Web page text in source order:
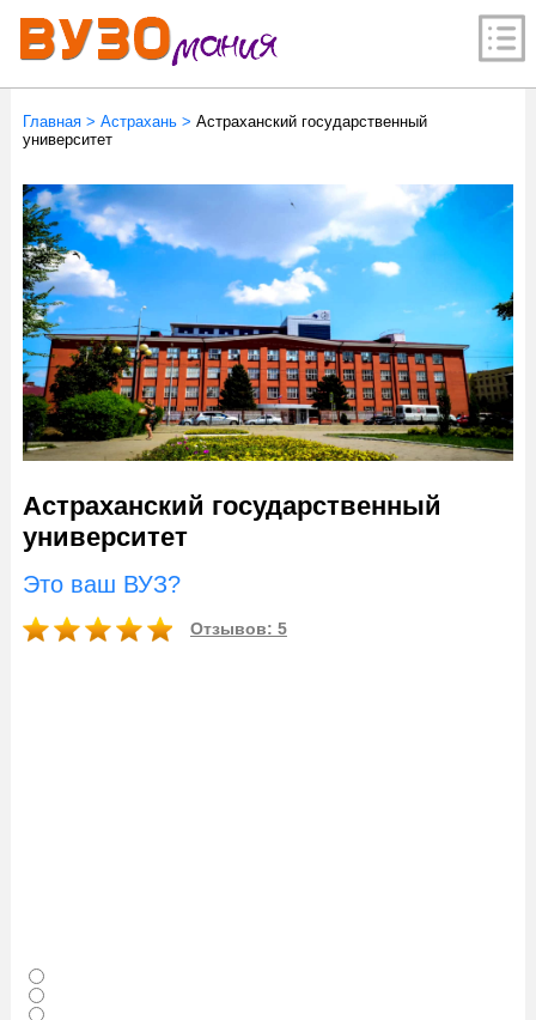
Главная> Астрахань> Астраханский государственный
университет
Астраханский государственный
университет
Это ваш ВУЗ?
Отзывов: 5